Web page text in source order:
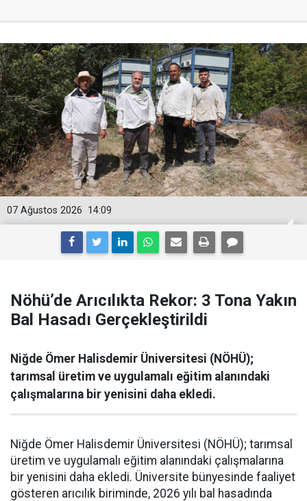
14:09
07 Ağustos 2026
Nöhü’de Arıcılıkta Rekor: 3 Tona Yakın
Bal Hasadı Gerçekleştirildi
Niğde Ömer Halisdemir Üniversitesi (NÖHÜ);
tarımsal üretim ve uygulamalı eğitim alanındaki
çalışmalarına bir yenisini daha ekledi.
Niğde Ömer Halisdemir Üniversitesi (NÖHÜ); tarımsal
üretim ve uygulamalı eğitim alanındaki çalışmalarına
bir yenisini daha ekledi. Üniversite bünyesinde faaliyet
gösteren arıcılık biriminde, 2026 yılı bal hasadında